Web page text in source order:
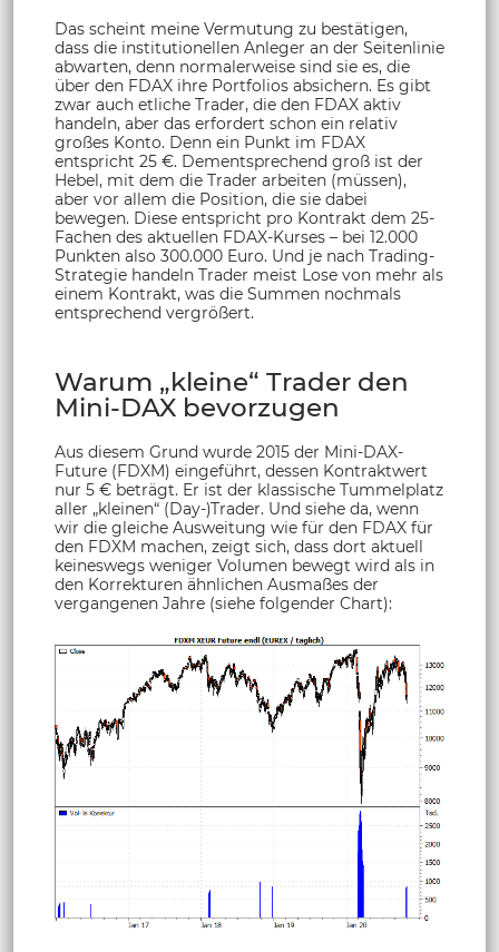
Das scheint meine Vermutung zu bestätigen,
dass die institutionellen Anleger an der Seitenlinie
abwarten, denn normalerweise sind sie es, die
über den FDAX ihre Portfolios absichern. Es gibt
zwar auch etliche Trader, die den FDAX aktiv
handeln, aber das erfordert schon ein relativ
großes Konto. Denn ein Punkt im FDAX
entspricht 25 €. Dementsprechend groß ist der
Hebel, mit dem die Trader arbeiten (müssen),
aber vor allem die Position, die sie dabei
bewegen. Diese entspricht pro Kontrakt dem 25-
Fachen des aktuellen FDAX-Kurses – bei 12.000
Punkten also 300.000 Euro. Und je nach Trading-
Strategie handeln Trader meist Lose von mehr als
einem Kontrakt, was die Summen nochmals
entsprechend vergrößert.
Warum „kleine“ Trader den
Mini-DAX bevorzugen
Aus diesem Grund wurde 2015 der Mini-DAX-
Future (FDXM) eingeführt, dessen Kontraktwert
nur 5 € beträgt. Er ist der klassische Tummelplatz
aller „kleinen“ (Day-)Trader. Und siehe da, wenn
wir die gleiche Ausweitung wie für den FDAX für
den FDXM machen, zeigt sich, dass dort aktuell
keineswegs weniger Volumen bewegt wird als in
den Korrekturen ähnlichen Ausmaßes der
vergangenen Jahre (siehe folgender Chart):